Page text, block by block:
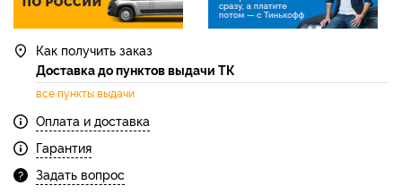
Как получить заказ
Доставка до пунктов выдачи ТК
все пункты выдачи
Оплата и доставка
Гарантия
Задать вопрос